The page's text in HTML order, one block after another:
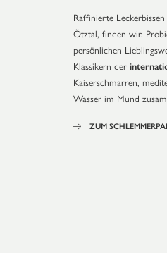
Raffinierte
Ötztal, finden wir.
persönlichen
Klassikern der
Kaiserschmarren,
Wasser im Mund
ZUM